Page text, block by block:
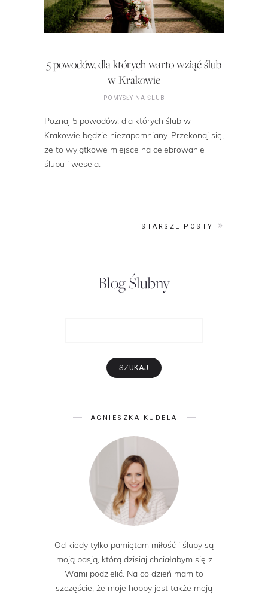
5 powodów, dla których warto wziąć ślub
w Krakowie
POMYSŁY NA ŚLUB
Poznaj 5 powodów, dla których ślub w
Krakowie będzie niezapomniany. Przekonaj się,
że to wyjątkowe miejsce na celebrowanie
ślubu i wesela.
STARSZE POSTY
Blog Ślubny
AGNIESZKA KUDELA
Od kiedy tylko pamiętam miłość i śluby są
moją pasją, którą dzisiaj chciałabym się z
Wami podzielić. Na co dzień mam to
szczęście, że moje hobby jest także moją